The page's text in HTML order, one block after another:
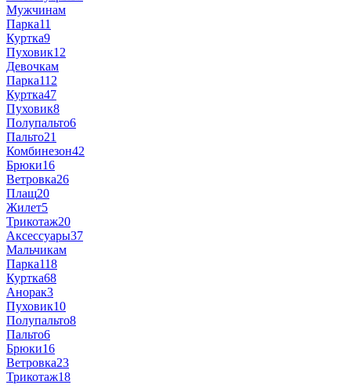
Мужчинам
Парка11
Куртка9
Пуховик12
Девочкам
Парка112
Куртка47
Пуховик8
Полупальто6
Пальто21
Комбинезон42
Брюки16
Ветровка26
Плащ20
Жилет5
Трикотаж20
Аксессуары37
Мальчикам
Парка118
Куртка68
Анорак3
Пуховик10
Полупальто8
Пальто6
Брюки16
Ветровка23
Трикотаж18